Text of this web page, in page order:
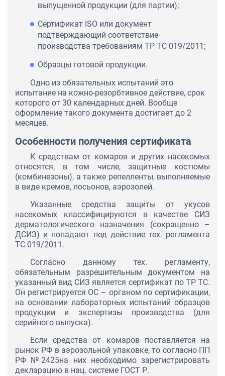
выпущенной продукции (для партии);
Сертификат ISO или документ
подтверждающий соответствие
производства требованиям ТР ТС 019/2011;
Образцы готовой продукции.
Одно из обязательных испытаний это
испытание на кожно-резорбтивное действие, срок
которого от 30 календарных дней. Вообще
оформление такого документа достигает до 2
месяцев.
Особенности получения сертификата
К средствам от комаров и других насекомых
относятся, в том числе, защитные костюмы
(комбинезоны), а также репелленты, выполняемые
в виде кремов, лосьонов, аэрозолей.
Указанные средства защиты от укусов
насекомых классифицируются в качестве СИЗ
дерматологического назначения (сокращенно –
ДСИЗ) и попадают под действие тех. регламента
ТС 019/2011.
Согласно данному тех. регламенту,
обязательным разрешительным документом на
указанный вид СИЗ является сертификат по ТР ТС.
Он регистрируется ОС – органом по сертификации,
на основании лабораторных испытаний образцов
продукции и экспертизы производства (для
серийного выпуска).
Если средства от комаров поставляется на
рынок РФ в аэрозольной упаковке, то согласно ПП
РФ №2425на них необходимо зарегистрировать
декларацию в нац. системе ГОСТ Р.